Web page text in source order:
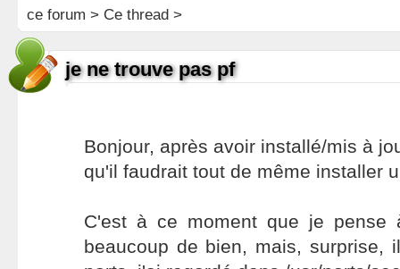
ce forum > Ce thread >
je ne trouve pas pf
Bonjour, après avoir installé/mis à
qu'il faudrait tout de même installer
C'est à ce moment que je
beaucoup de bien, mais, surprise,